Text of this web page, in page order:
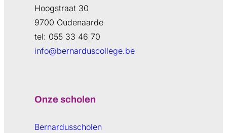
Hoogstraat 30
9700 Oudenaarde
tel: 055 33 46 70
info@bernarduscollege.be
Onze scholen
Bernardusscholen